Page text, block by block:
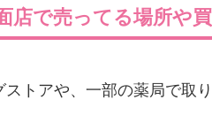
店で売ってる場所や
ストアや、一部の薬局で取